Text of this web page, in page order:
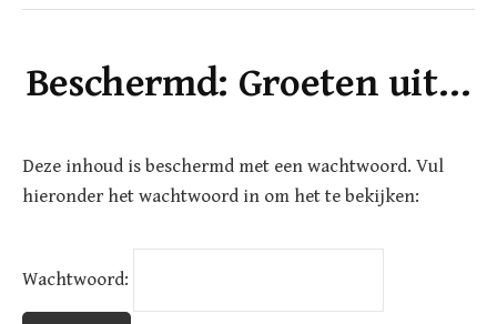
Beschermd: Groeten uit…
Deze inhoud is beschermd met een wachtwoord. Vul
hieronder het wachtwoord in om het te bekijken:
Wachtwoord: